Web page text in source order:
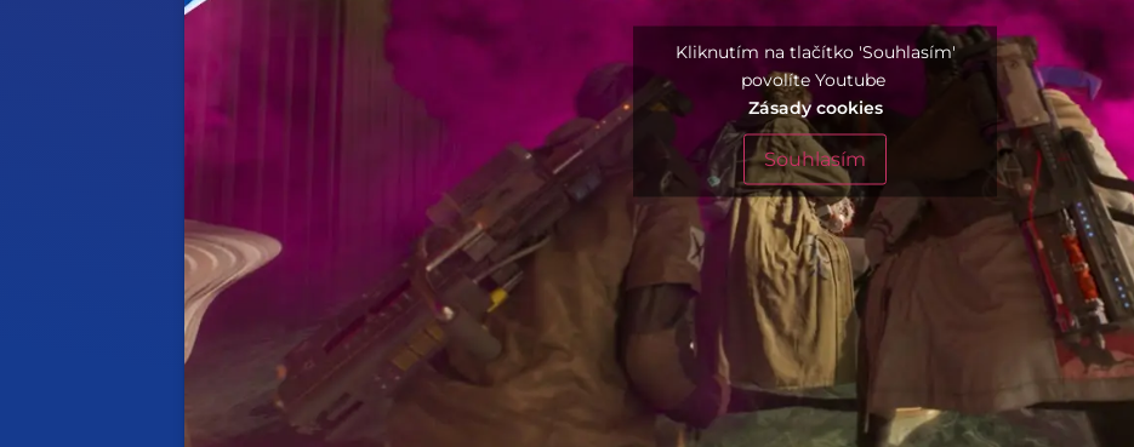
Kliknutím na tlačítko 'Souhlasím'
povolíte Youtube
Zásady cookies
Souhlasím